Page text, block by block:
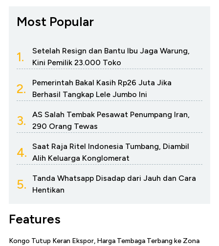
Most Popular
1.
Setelah Resign dan Bantu Ibu Jaga Warung,
Kini Pemilik 23.000 Toko
2.
Pemerintah Bakal Kasih Rp26 Juta Jika
Berhasil Tangkap Lele Jumbo Ini
3.
AS Salah Tembak Pesawat Penumpang Iran,
290 Orang Tewas
4.
Saat Raja Ritel Indonesia Tumbang, Diambil
Alih Keluarga Konglomerat
5.
Tanda Whatsapp Disadap dari Jauh dan Cara
Hentikan
Features
Kongo Tutup Keran Ekspor, Harga Tembaga Terbang ke Zona